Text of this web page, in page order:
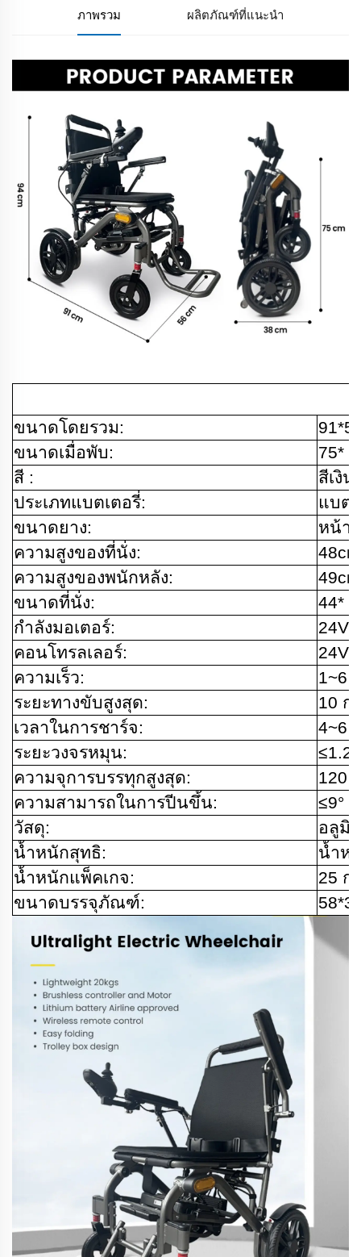
ภาพรวม ผลิตภัณฑ์ที่แนะนำ
ขนาดโดยรวม:
ขนาดเมื่อพับ:
75*
สี :
สีเงิ
ประเภทแบตเตอรี่:
แบต
ขนาดยาง:
หน้า
ความสูงของที่นั่ง:
48cm
ความสูงของพนักหลัง:
49cm
ขนาดที่นั่ง:
44*
กำลังมอเตอร์:
24V
คอนโทรลเลอร์:
24V
ความเร็ว:
1~6
ระยะทางขับสูงสุด:
10 ก
เวลาในการชาร์จ:
4~6
ระยะวงจรหมุน:
≤1.2
ความจุการบรรทุกสูงสุด:
120
ความสามารถในการปีนขึ้น:
≤9°
วัสดุ:
อลูมิ
น้ำหนักสุทธิ:
น้ำห
น้ำหนักแพ็คเกจ:
25 ก
ขนาดบรรจุภัณฑ์: